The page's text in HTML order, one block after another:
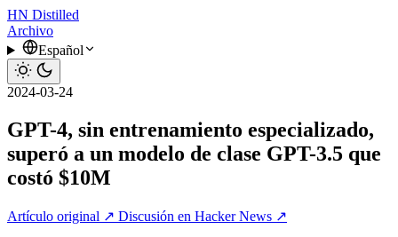
HN Distilled
Archivo
Español
2024-03-24
GPT-4, sin entrenamiento especializado,
superó a un modelo de clase GPT-3.5 que
costó $10M
Artículo original ↗ Discusión en Hacker News ↗